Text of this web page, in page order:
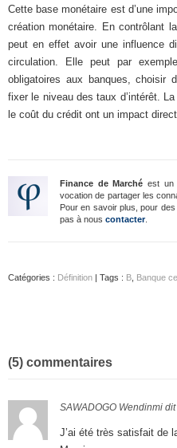
Cette base monétaire est d’une
création monétaire. En contrôlant
peut en effet avoir une influence
circulation. Elle peut par
obligatoires aux banques, choisir
fixer le niveau des taux d’intérêt.
le coût du crédit ont un impact
Finance de Marché est un
vocation de partager les
Pour en savoir plus, pour
pas à nous contacter.
Catégories : Définition | Tags : B Banque
(5) commentaires
SAWADOGO Wendinmi dit
J’ai été très satisfait de